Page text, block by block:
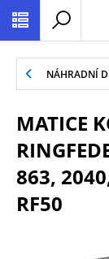
NÁHRADNÍ
MATICE
863,
RF50